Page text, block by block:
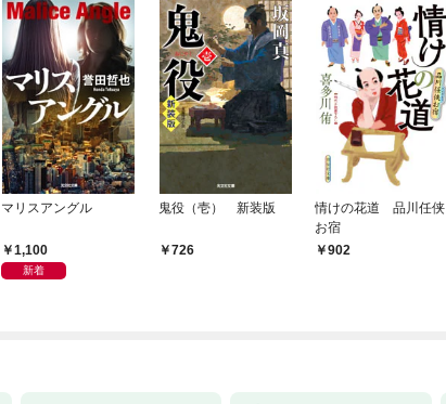
マリスアングル
1,100
新着
鬼役（壱） 新装版
726
情けの花道 品川任侠
お宿
902